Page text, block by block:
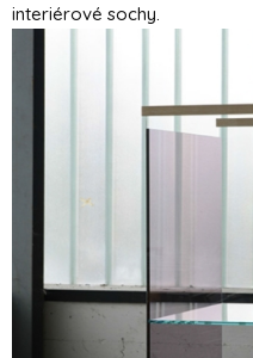
interiérové sochy.